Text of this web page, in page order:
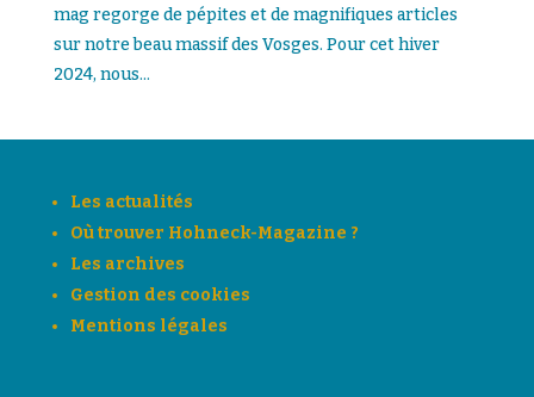
mag regorge de pépites et de magnifiques articles
sur notre beau massif des Vosges. Pour cet hiver
2024, nous...
Les actualités
Où trouver Hohneck-Magazine ?
Les archives
Gestion des cookies
Mentions légales